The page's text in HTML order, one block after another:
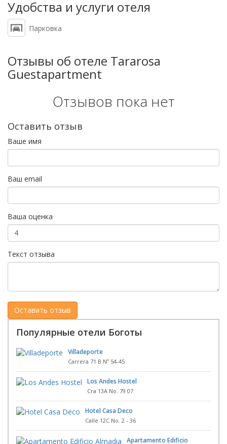
Удобства и услуги отеля
Парковка
Отзывы об отеле Tararosa
Guestapartment
Отзывов пока нет
Оставить отзыв
Ваше имя
Ваш email
Ваша оценка
Текст отзыва
Популярные отели Боготы
Villadeporte
Carrera 71 B Nº 54-45
Los Andes Hostel
Cra 13A No. 79 07
Hotel Casa Deco
Calle 12C No. 2 - 36
Apartamento Edificio